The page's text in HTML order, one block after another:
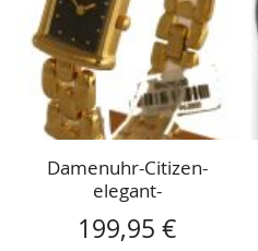
Damenuhr-Citizen-
elegant-
199,95 €